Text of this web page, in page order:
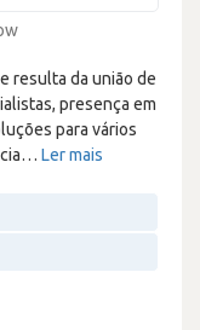
resulta da união de
presença em
para vários
… Ler mais